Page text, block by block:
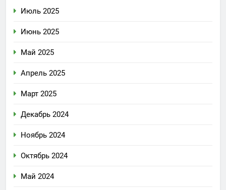
Июль 2025
Июнь 2025
Май 2025
Апрель 2025
Март 2025
Декабрь 2024
Ноябрь 2024
Октябрь 2024
Май 2024